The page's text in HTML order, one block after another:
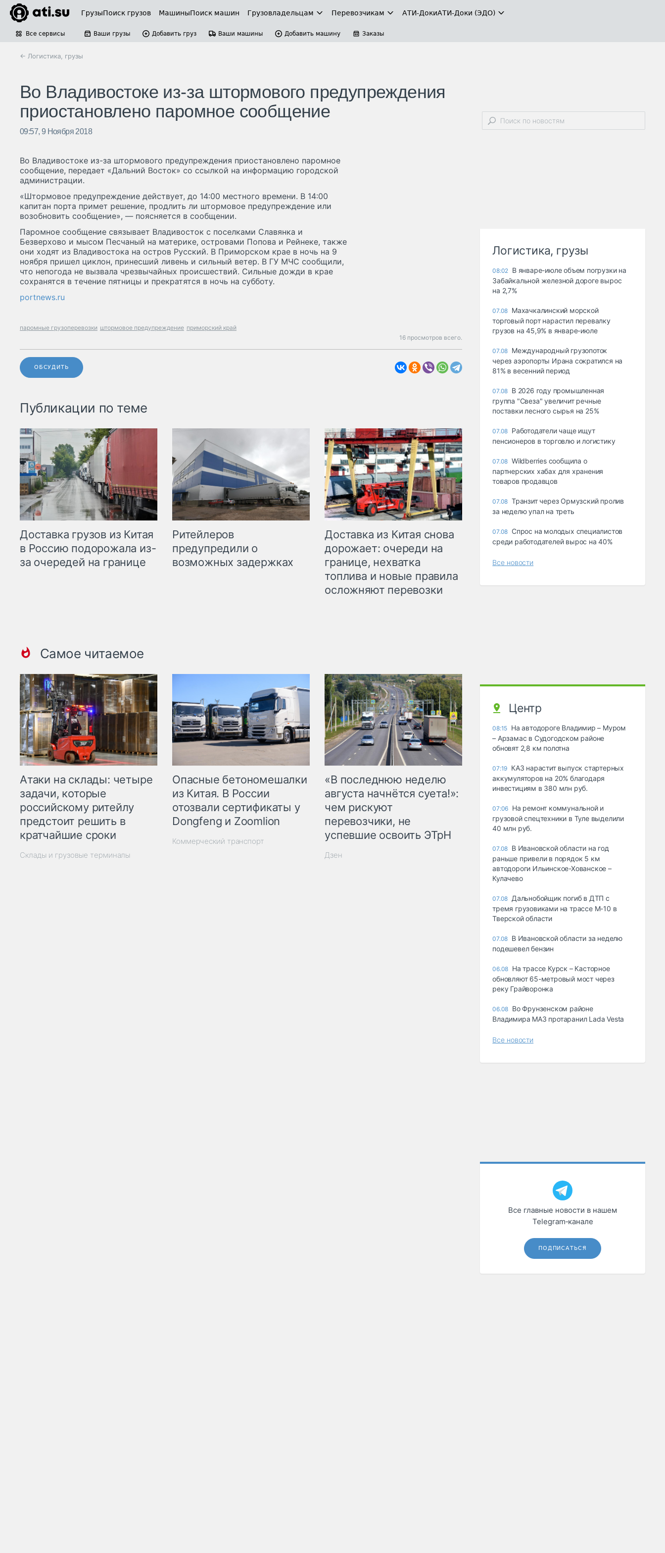
ГрузыПоиск грузов МашиныПоиск машин Грузовладельцам Перевозчикам АТИ-ДокиАТИ-Доки (ЭДО)
Все сервисы Ваши грузы Добавить груз Ваши машины Добавить машину Заказы
← Логистика, грузы
Во Владивостоке из-за штормового предупреждения
приостановлено паромное сообщение
09:57, 9 Ноября 2018
Во Владивостоке из-за штормового предупреждения приостановлено паромное
сообщение, передает «Дальний Восток» со ссылкой на информацию городской
администрации.
«Штормовое предупреждение действует, до 14:00 местного времени. В 14:00
капитан порта примет решение, продлить ли штормовое предупреждение или
возобновить сообщение», — поясняется в сообщении.
Паромное сообщение связывает Владивосток с поселками Славянка и
Безверхово и мысом Песчаный на материке, островами Попова и Рейнеке, также
они ходят из Владивостока на остров Русский. В Приморском крае в ночь на 9
ноября пришел циклон, принесший ливень и сильный ветер. В ГУ МЧС сообщили,
что непогода не вызвала чрезвычайных происшествий. Сильные дожди в крае
сохранятся в течение пятницы и прекратятся в ночь на субботу.
portnews.ru
паромные грузоперевозки штормовое предупреждение приморский край
16 просмотров всего.
ОБСУДИТЬ
Публикации по теме
Доставка грузов из Китая
в Россию подорожала из-
за очередей на границе
Ритейлеров
предупредили о
возможных задержках
Доставка из Китая снова
дорожает: очереди на
границе, нехватка
топлива и новые правила
осложняют перевозки
Самое читаемое
Атаки на склады: четыре
задачи, которые
российскому ритейлу
предстоит решить в
кратчайшие сроки
Склады и грузовые терминалы
Опасные бетономешалки
из Китая. В России
отозвали сертификаты у
Dongfeng и Zoomlion
Коммерческий транспорт
«В последнюю неделю
августа начнётся суета!»:
чем рискуют
перевозчики, не
успевшие освоить ЭТрН
Дзен
Логистика, грузы
08:02 В январе-июле объем погрузки на
Забайкальной железной дороге вырос
на 2,7%
07.08 Махачкалинский морской
торговый порт нарастил перевалку
грузов на 45,9% в январе-июле
07.08 Международный грузопоток
через аэропорты Ирана сократился на
81% в весенний период
07.08 В 2026 году промышленная
группа "Свеза" увеличит речные
поставки лесного сырья на 25%
07.08 Работодатели чаще ищут
пенсионеров в торговлю и логистику
07.08 Wildberries сообщила о
партнерских хабах для хранения
товаров продавцов
07.08 Транзит через Ормузский пролив
за неделю упал на треть
07.08 Спрос на молодых специалистов
среди работодателей вырос на 40%
Все новости
Центр
08:15 На автодороге Владимир – Муром
– Арзамас в Судогодском районе
обновят 2,8 км полотна
07:19 КАЗ нарастит выпуск стартерных
аккумуляторов на 20% благодаря
инвестициям в 380 млн руб.
07:06 На ремонт коммунальной и
грузовой спецтехники в Туле выделили
40 млн руб.
07.08 В Ивановской области на год
раньше привели в порядок 5 км
автодороги Ильинское-Хованское –
Кулачево
07.08 Дальнобойщик погиб в ДТП с
тремя грузовиками на трассе М-10 в
Тверской области
07.08 В Ивановской области за неделю
подешевел бензин
06.08 На трассе Курск – Касторное
обновляют 65-метровый мост через
реку Грайворонка
06.08 Во Фрунзенском районе
Владимира МАЗ протаранил Lada Vesta
Все новости
Все главные новости в нашем
Telegram‑канале
ПОДПИСАТЬСЯ